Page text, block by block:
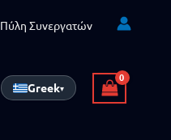
Πύλη Συνεργατών
Greek▾